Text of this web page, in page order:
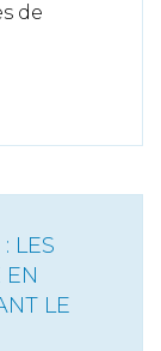
de
LES
EN
LE